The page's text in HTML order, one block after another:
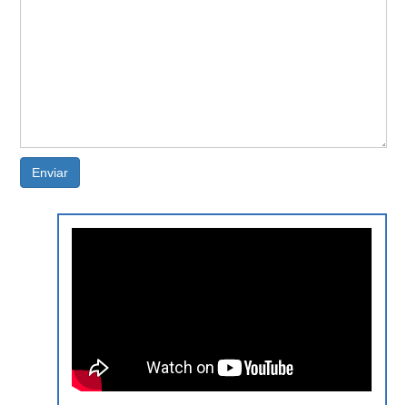
Enviar